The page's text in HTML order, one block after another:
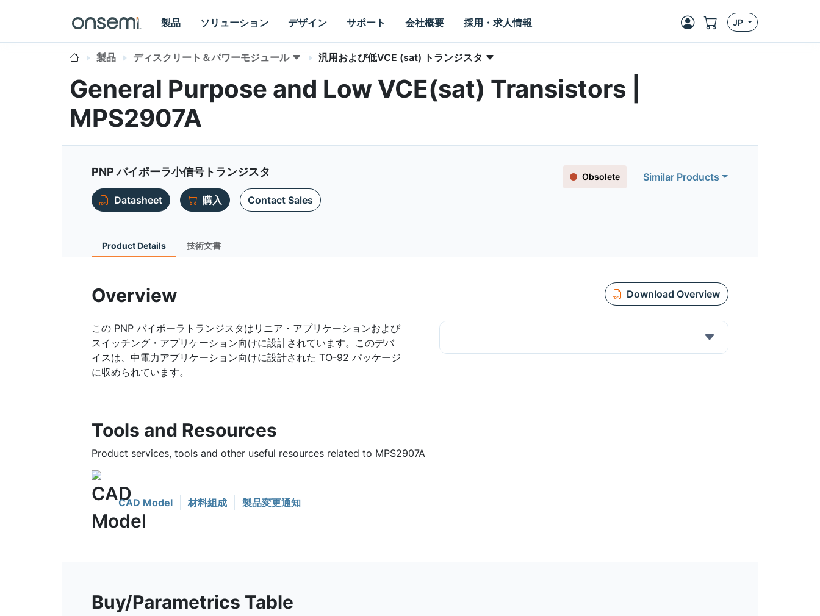
製品 ソリューション デザイン サポート 会社概要 採用・求人情報 JP
製品 ディスクリート＆パワーモジュール 汎用および低VCE (sat) トランジスタ
General Purpose and Low VCE(sat) Transistors |
MPS2907A
PNP バイポーラ小信号トランジスタ Obsolete
Similar Products
Datasheet
購入 Contact Sales
Product Details 技術文書
Overview Download Overview
この PNP バイポーラトランジスタはリニア・アプリケーションおよび
スイッチング・アプリケーション向けに設計されています。このデバ
イスは、中電力アプリケーション向けに設計された TO-92 パッケージ
に収められています。
Tools and Resources
Product services, tools and other useful resources related to MPS2907A
CAD Model 材料組成 製品変更通知
Buy/Parametrics Table